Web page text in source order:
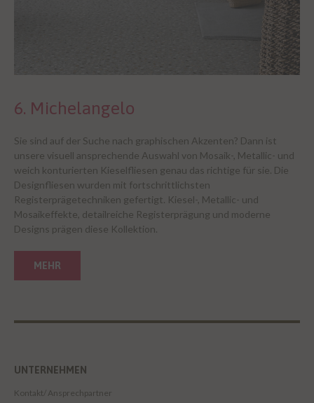
6. Michelangelo
Sie sind auf der Suche nach graphischen Akzenten? Dann ist
unsere visuell ansprechende Auswahl von Mosaik-, Metallic- und
weich konturierten Kieselfliesen genau das richtige für sie. Die
Designfliesen wurden mit fortschrittlichsten
Registerprägetechniken gefertigt. Kiesel-, Metallic- und
Mosaikeffekte, detailreiche Registerprägung und moderne
Designs prägen diese Kollektion.
MEHR
UNTERNEHMEN
Kontakt/ Ansprechpartner